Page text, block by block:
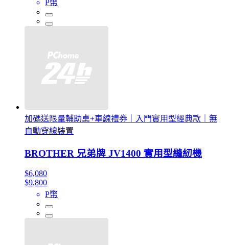
P幣
加碼送限量輔助桌+車線禮券｜入門實用型經典款｜無
自動穿線裝置
BROTHER 兄弟牌 JV1400 實用型縫紉機
$6,080
$9,800
P幣